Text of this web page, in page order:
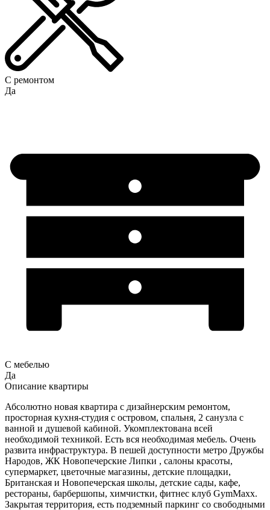
С ремонтом
Да
С мебелью
Да
Описание квартиры
Абсолютно новая квартира с дизайнерским ремонтом,
просторная кухня-студия c островом, спальня, 2 санузла с
ванной и душевой кабиной. Укомплектована всей
необходимой техникой. Есть вся необходимая мебель. Очень
развита инфраструктура. В пешей доступности метро Дружбы
Народов, ЖК Новопечерские Липки , салоны красоты,
супермаркет, цветочные магазины, детские площадки,
Британская и Новопечерская школы, детские сады, кафе,
рестораны, барбершопы, химчистки, фитнес клуб GymMaxx.
Закрытая территория, есть подземный паркинг со свободными